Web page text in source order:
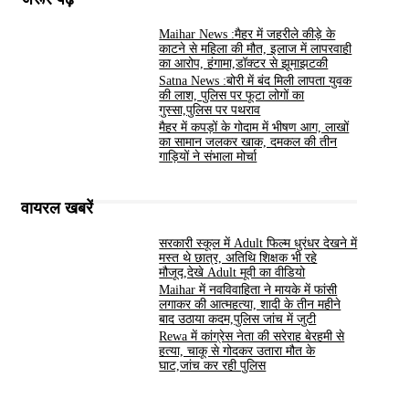
Maihar News :मैहर में जहरीले कीड़े के
काटने से महिला की मौत, इलाज में लापरवाही
का आरोप, हंगामा,डॉक्टर से झूमाझटकी
Satna News :बोरी में बंद मिली लापता युवक
की लाश, पुलिस पर फूटा लोगों का
गुस्सा,पुलिस पर पथराव
मैहर में कपड़ों के गोदाम में भीषण आग, लाखों
का सामान जलकर खाक, दमकल की तीन
गाड़ियों ने संभाला मोर्चा
वायरल खबरें
सरकारी स्कूल में Adult फिल्म धुरंधर देखने में
मस्त थे छात्र, अतिथि शिक्षक भी रहे
मौजूद,देखे Adult मूवी का वीडियो
Maihar में नवविवाहिता ने मायके में फांसी
लगाकर की आत्महत्या, शादी के तीन महीने
बाद उठाया कदम,पुलिस जांच में जुटी
Rewa में कांग्रेस नेता की सरेराह बेरहमी से
हत्या, चाकू से गोदकर उतारा मौत के
घाट,जांच कर रही पुलिस